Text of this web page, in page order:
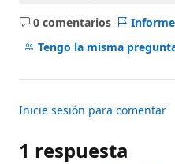
0 comentarios
No
hay
Informe
Tengo la misma
Inicie sesión para comentar
1 respuesta